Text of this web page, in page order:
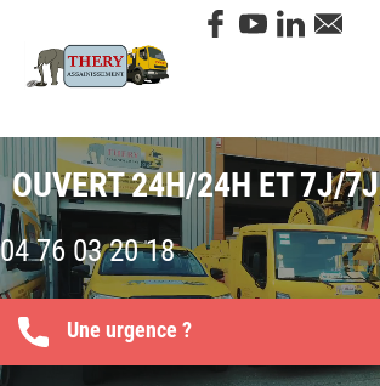
OUVERT 24H/24H ET 7J/7J
04 76 03 20 18
Une urgence ?